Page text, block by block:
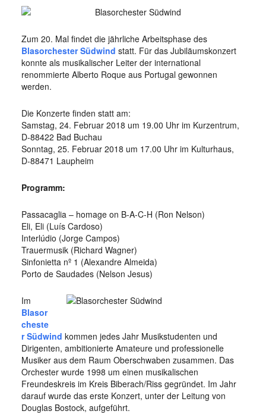
Zum 20. Mal findet die jährliche Arbeitsphase des
Blasorchester Südwind statt. Für das Jubiläumskonzert
konnte als musikalischer Leiter der international
renommierte Alberto Roque aus Portugal gewonnen
werden.
Die Konzerte finden statt am:
Samstag, 24. Februar 2018 um 19.00 Uhr im Kurzentrum,
D-88422 Bad Buchau
Sonntag, 25. Februar 2018 um 17.00 Uhr im Kulturhaus,
D-88471 Laupheim
Programm:
Passacaglia – homage on B-A-C-H (Ron Nelson)
Eli, Eli (Luís Cardoso)
Interlúdio (Jorge Campos)
Trauermusik (Richard Wagner)
Sinfonietta nº 1 (Alexandre Almeida)
Porto de Saudades (Nelson Jesus)
Im
Blasor
cheste
r Südwind kommen jedes Jahr Musikstudenten und
Dirigenten, ambitionierte Amateure und professionelle
Musiker aus dem Raum Oberschwaben zusammen. Das
Orchester wurde 1998 um einen musikalischen
Freundeskreis im Kreis Biberach/Riss gegründet. Im Jahr
darauf wurde das erste Konzert, unter der Leitung von
Douglas Bostock, aufgeführt.